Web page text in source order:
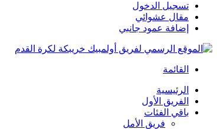
تسجيل الدخول
مقال عشوائي
إضافة عمود جانبي
القائمة
الرئيسية
الفريق الأول
باقي الفئات
فريق الأمل